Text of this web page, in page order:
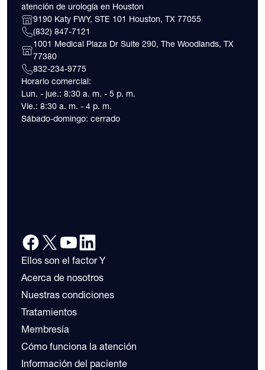
atención de urología en Houston
9190 Katy FWY, STE 101 Houston, TX 77055
(832) 847-7121
1001 Medical Plaza Dr Suite 290, The Woodlands, TX
77380
832-234-9775
Horario comercial:
Lun. - jue.: 8:30 a. m. - 5 p. m.
Vie.: 8:30 a. m. - 4 p. m.
Sábado-domingo: cerrado
Ellos son el factor Y
Acerca de nosotros
Nuestras condiciones
Tratamientos
Membresía
Cómo funciona la atención
Información del paciente